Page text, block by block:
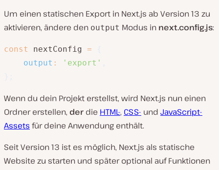
Um einen statischen Export in Next.js ab Version 13 zu
aktivieren, ändere den output Modus in next.config.js:
const nextConfig =
output : 'export'
Wenn du dein Projekt erstellst, wird Next.js nun einen
Ordner erstellen, der die HTML-, CSS- und JavaScript-
Assets für deine Anwendung enthält.
Seit Version 13 ist es möglich, Next.js als statische
Website zu starten und später optional auf Funktionen